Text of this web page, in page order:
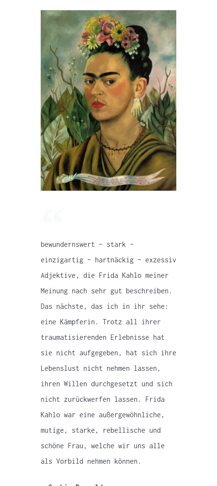
bewundernswert – stark –
einzigartig – hartnäckig – exzessiv
Adjektive, die Frida Kahlo meiner
Meinung nach sehr gut beschreiben.
Das nächste, das ich in ihr sehe:
eine Kämpferin. Trotz all ihrer
traumatisierenden Erlebnisse hat
sie nicht aufgegeben, hat sich ihre
Lebenslust nicht nehmen lassen,
ihren Willen durchgesetzt und sich
nicht zurückwerfen lassen. Frida
Kahlo war eine außergewöhnliche,
mutige, starke, rebellische und
schöne Frau, welche wir uns alle
als Vorbild nehmen können.